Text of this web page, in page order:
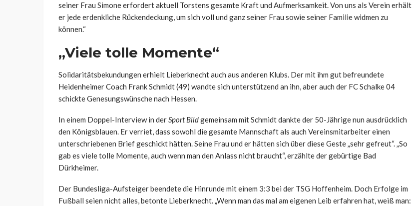
seiner Frau Simone erfordert aktuell Torstens gesamte Kraft und Aufmerksamkeit. Von uns als Verein erhält
er jede erdenkliche Rückendeckung, um sich voll und ganz seiner Frau sowie seiner Familie widmen zu
können.“
„Viele tolle Momente“
Solidaritätsbekundungen erhielt Lieberknecht auch aus anderen Klubs. Der mit ihm gut befreundete
Heidenheimer Coach Frank Schmidt (49) wandte sich unterstützend an ihn, aber auch der FC Schalke 04
schickte Genesungswünsche nach Hessen.
In einem Doppel-Interview in derSport Bildgemeinsam mit Schmidt dankte der 50-Jährige nun ausdrücklich
den Königsblauen. Er verriet, dass sowohl die gesamte Mannschaft als auch Vereinsmitarbeiter einen
unterschriebenen Brief geschickt hätten. Seine Frau und er hätten sich über diese Geste „sehr gefreut“. „So
gab es viele tolle Momente, auch wenn man den Anlass nicht braucht“, erzählte der gebürtige Bad
Dürkheimer.
Der Bundesliga-Aufsteiger beendete die Hinrunde mit einem 3:3 bei der TSG Hoffenheim. Doch Erfolge im
Fußball seien nicht alles, betonte Lieberknecht. „Wenn man das mal am eigenen Leib erfahren hat, weiß man: